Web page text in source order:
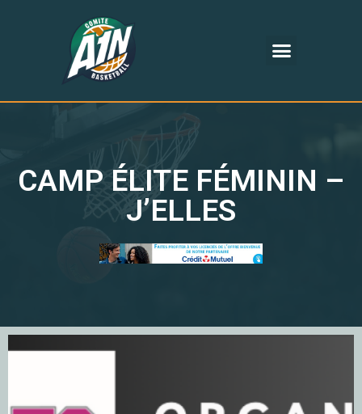
CAMP ÉLITE FÉMININ –
J’ELLES